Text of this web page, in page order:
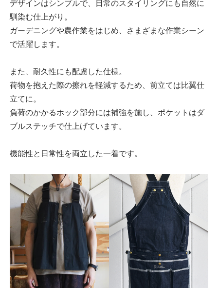
デザインはシンプルで、日常のスタイリングにも自然に
馴染む仕上がり。
ガーデニングや農作業をはじめ、さまざまな作業シーン
で活躍します。
また、耐久性にも配慮した仕様。
荷物を抱えた際の擦れを軽減するため、前立ては比翼仕
立てに。
負荷のかかるホック部分には補強を施し、ポケットはダ
ブルステッチで仕上げています。
機能性と日常性を両立した一着です。